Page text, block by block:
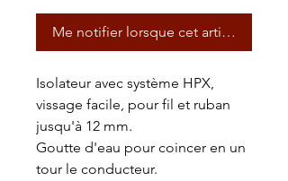
Me notifier lorsque cet article est
Isolateur avec système HPX,
vissage facile, pour fil et ruban
jusqu'à 12 mm.
Goutte d'eau pour coincer en un
tour le conducteur.